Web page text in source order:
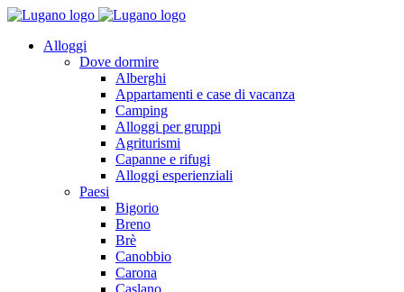
Alloggi
Dove dormire
Alberghi
Appartamenti e case di vacanza
Camping
Alloggi per gruppi
Agriturismi
Capanne e rifugi
Alloggi esperienziali
Paesi
Bigorio
Breno
Brè
Canobbio
Carona
Caslano